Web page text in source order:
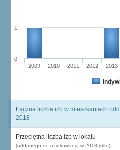
2009 2010 2011 2012 2013
0
1
Łączna liczba izb w mieszkaniach
2018
Przeciętna liczba izb w lokalu
(oddanego do użytkowania w 2018 roku)